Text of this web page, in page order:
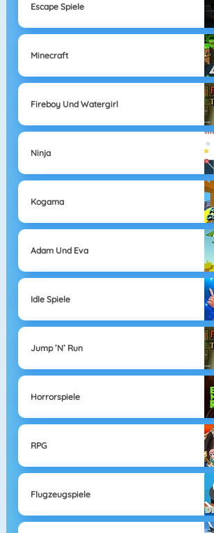
Escape Spiele
Minecraft
Fireboy Und Watergirl
Ninja
Kogama
Adam Und Eva
Idle Spiele
Jump ’n’ Run
Horrorspiele
RPG
Flugzeugspiele